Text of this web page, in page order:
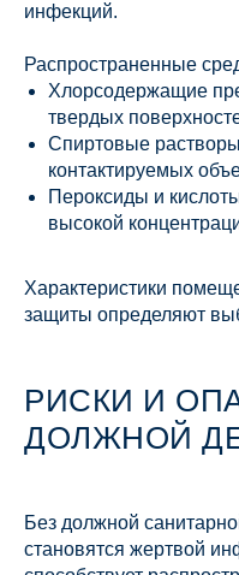
инфекций.
Распространенные
Хлорсодержащие
твердых
Спиртовые
контактируемых
Пероксиды и
высокой
Характеристики
защиты определяют
РИСКИ И
ДОЛЖНОЙ
Без должной
становятся жертвой